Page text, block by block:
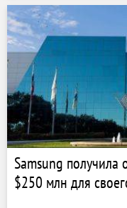
Samsung получила
$250 млн для